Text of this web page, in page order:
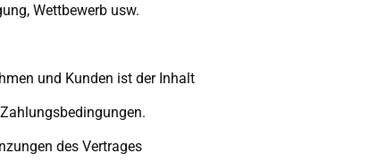
Wettbewerb usw.
und Kunden ist der Inhalt
des Vertrages